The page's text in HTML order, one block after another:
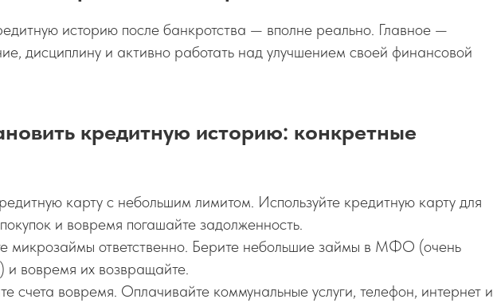
историю после банкротства — вполне реально. Главное —
дисциплину и активно работать над улучшением своей финансовой
кредитную историю: конкретные
карту с небольшим лимитом. Используйте кредитную карту для
и вовремя погашайте задолженность.
микрозаймы ответственно. Берите небольшие займы в МФО (очень
и вовремя их возвращайте.
счета вовремя. Оплачивайте коммунальные услуги, телефон, интернет и